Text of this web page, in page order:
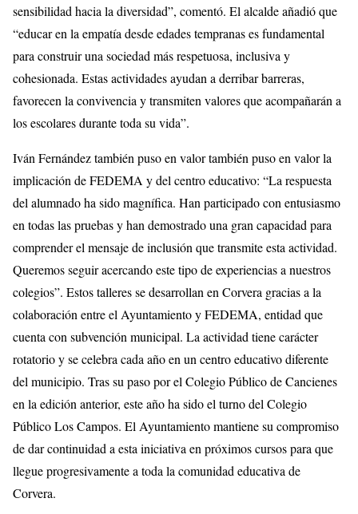
sensibilidad hacia la diversidad”, comentó. El alcalde añadió que
“educar en la empatía desde edades tempranas es fundamental
para construir una sociedad más respetuosa, inclusiva y
cohesionada. Estas actividades ayudan a derribar barreras,
favorecen la convivencia y transmiten valores que acompañarán a
los escolares durante toda su vida”.
Iván Fernández también puso en valor también puso en valor la
implicación de FEDEMA y del centro educativo: “La respuesta
del alumnado ha sido magnífica. Han participado con entusiasmo
en todas las pruebas y han demostrado una gran capacidad para
comprender el mensaje de inclusión que transmite esta actividad.
Queremos seguir acercando este tipo de experiencias a nuestros
colegios”. Estos talleres se desarrollan en Corvera gracias a la
colaboración entre el Ayuntamiento y FEDEMA, entidad que
cuenta con subvención municipal. La actividad tiene carácter
rotatorio y se celebra cada año en un centro educativo diferente
del municipio. Tras su paso por el Colegio Público de Cancienes
en la edición anterior, este año ha sido el turno del Colegio
Público Los Campos. El Ayuntamiento mantiene su compromiso
de dar continuidad a esta iniciativa en próximos cursos para que
llegue progresivamente a toda la comunidad educativa de
Corvera.